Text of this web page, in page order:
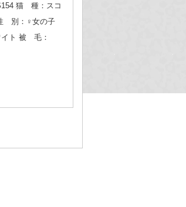
猫 種：スコ
別：♀女の子
イト 被 毛：